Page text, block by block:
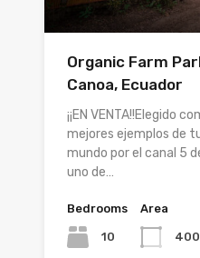
Organic Farm
Canoa, Ecuador
¡¡EN VENTA!!Elegido
mejores ejemplos de
mundo por el canal 5
uno de…
Bedrooms
10
Area
400